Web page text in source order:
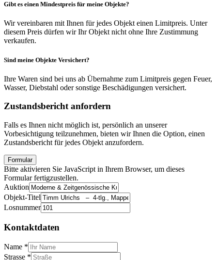
Gibt es einen Mindestpreis für meine Objekte?
Wir vereinbaren mit Ihnen für jedes Objekt einen Limitpreis. Unter
diesem Preis dürfen wir Ihr Objekt nicht ohne Ihre Zustimmung
verkaufen.
Sind meine Objekte Versichert?
Ihre Waren sind bei uns ab Übernahme zum Limitpreis gegen Feuer,
Wasser, Diebstahl oder sonstige Beschädigungen versichert.
Zustandsbericht anfordern
Falls es Ihnen nicht möglich ist, persönlich an unserer
Vorbesichtigung teilzunehmen, bieten wir Ihnen die Option, einen
Zustandsbericht für jedes Objekt anzufordern.
Formular
Bitte aktivieren Sie JavaScript in Ihrem Browser, um dieses
Formular fertigzustellen.
Auktion
Objekt-Titel
Losnummer
Kontaktdaten
Name *
Strasse *